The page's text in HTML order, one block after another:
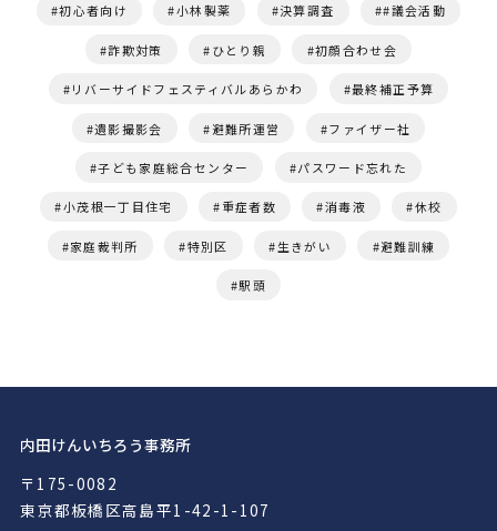
初心者向け 小林製薬 決算調査 #議会活動
詐欺対策 ひとり親 初顔合わせ会
リバーサイドフェスティバルあらかわ 最終補正予算
遺影撮影会 避難所運営 ファイザー社
子ども家庭総合センター パスワード忘れた
小茂根一丁目住宅 重症者数 消毒液 休校
家庭裁判所 特別区 生きがい 避難訓練
駅頭
内田けんいちろう事務所
〒175-0082
東京都板橋区高島平1-42-1-107